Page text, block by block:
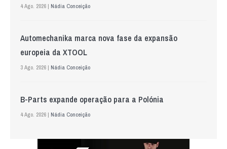
4 Ago. 2026 | Nádia Conceição
Automechanika marca nova fase da expansão
europeia da XTOOL
3 Ago. 2026 | Nádia Conceição
B-Parts expande operação para a Polónia
4 Ago. 2026 | Nádia Conceição